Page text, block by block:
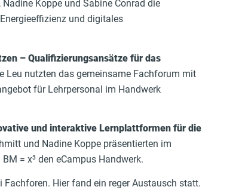
Koppe und Sabine Conrad die
und digitales
– Qualifizierungsansätze für das
Leu nutzten das gemeinsame Fachforum mit
für Lehrpersonal im Handwerk
und interaktive Lernplattformen für die
und Nadine Koppe präsentierten im
= x³ den eCampus Handwerk.
Hier fand ein reger Austausch statt.